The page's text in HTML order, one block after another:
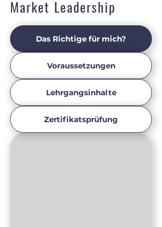
Market Leadership
Das Richtige für mich?
Voraussetzungen
Lehrgangsinhalte
Zertifikatsprüfung